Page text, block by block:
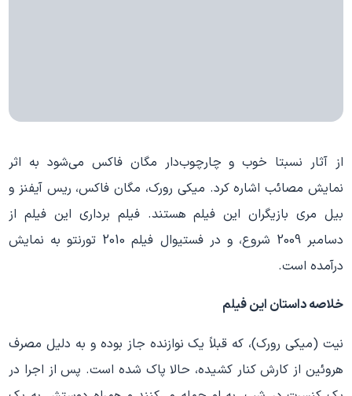
از آثار نسبتا خوب و چارچوب‌دار مگان فاکس می‌شود به اثر
نمایش مصائب اشاره کرد. میکی رورک، مگان فاکس، ریس آیفنز و
بیل مری بازیگران این فیلم هستند. فیلم برداری این فیلم از
دسامبر 2009 شروع، و در فستیوال فیلم 2010 تورنتو به نمایش
درآمده است.
خلاصه داستان این فیلم
نیت (میکی رورک)، که قبلاً یک نوازنده جاز بوده و به دلیل مصرف
هروئین از کارش کنار کشیده، حالا پاک شده است. پس از اجرا در